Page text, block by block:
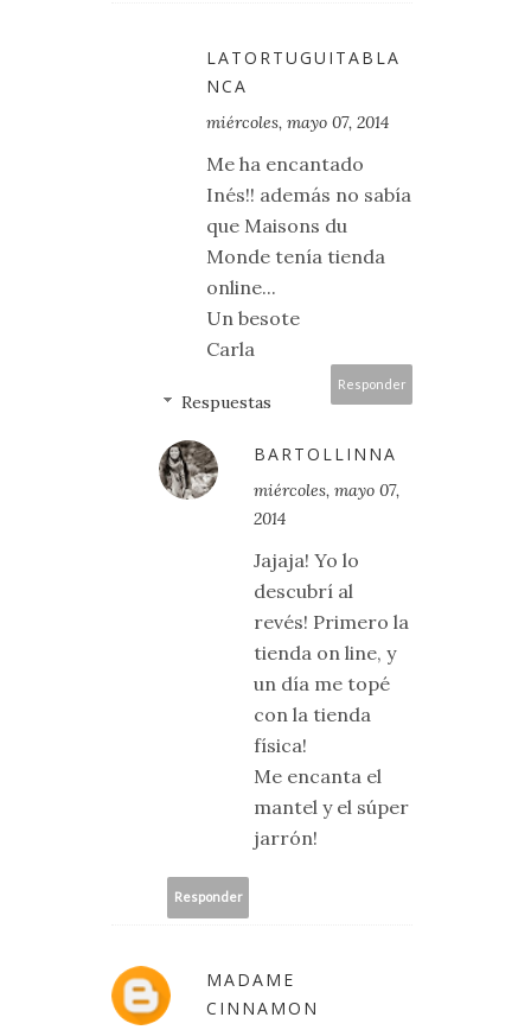
LATORTUGUITABLA
NCA
miércoles, mayo 07, 2014
Me ha encantado
Inés!! además no sabía
que Maisons du
Monde tenía tienda
online...
Un besote
Carla
Responder
Respuestas
BARTOLLINNA
miércoles, mayo 07,
2014
Jajaja! Yo lo
descubrí al
revés! Primero la
tienda on line, y
un día me topé
con la tienda
física!
Me encanta el
mantel y el súper
jarrón!
Responder
MADAME
CINNAMON